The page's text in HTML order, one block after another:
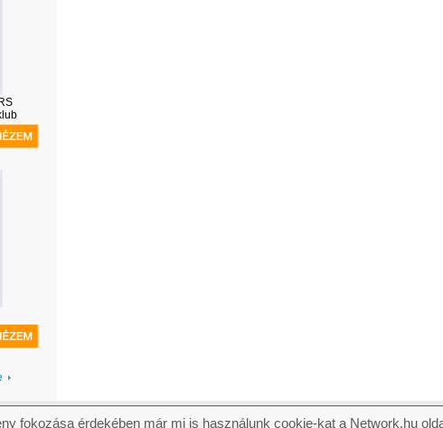
fokozása érdekében már mi is használunk cookie-kat a Network.hu